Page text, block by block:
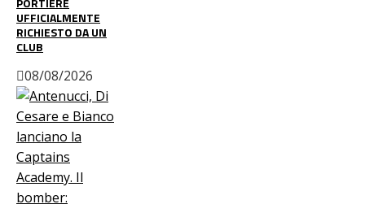
UFFICIALMENTE
RICHIESTO DA UN
CLUB
08/08/2026